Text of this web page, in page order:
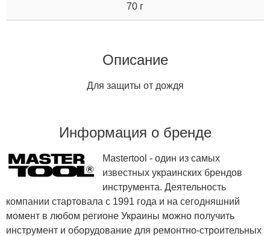
70 г
Описание
Для защиты от дождя
Информация о бренде
Mastertool - один из самых
известных украинских брендов
инструмента. Деятельность
компании стартовала с 1991 года и на сегодняшний
момент в любом регионе Украины можно получить
инструмент и оборудование для ремонтно-строительных